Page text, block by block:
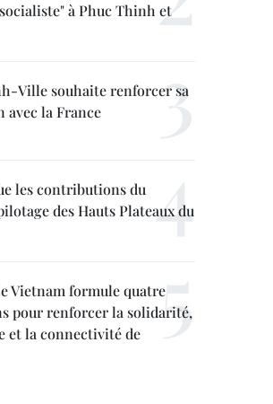
à Phuc Thinh et
Ville souhaite renforcer sa
avec la France
les contributions du
des Hauts Plateaux du
Vietnam formule quatre
pour renforcer la solidarité,
et la connectivité de